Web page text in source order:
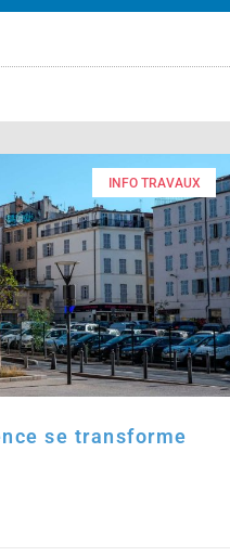
INFO TRAVAUX
se transforme